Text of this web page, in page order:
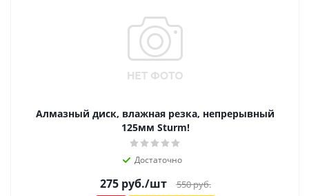
Алмазный диск, влажная резка, непрерывный
125мм Sturm!
Достаточно
275руб./шт 550руб.